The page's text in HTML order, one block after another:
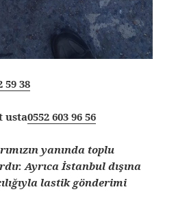
59 38
usta0552 603 96 56
yanında toplu
Ayrıca İstanbul dışına
lastik gönderimi